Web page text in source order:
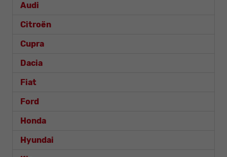
Audi
Citroën
Cupra
Dacia
Fiat
Ford
Honda
Hyundai